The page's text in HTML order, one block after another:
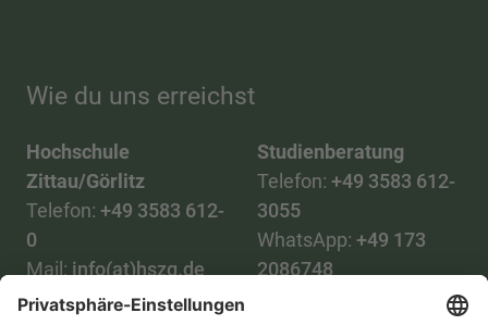
Wie du uns erreichst
Hochschule
Zittau/Görlitz
Telefon: +49 3583 612-
0
Mail: info(at)hszg.de
Studienberatung
Telefon: +49 3583 612-
3055
WhatsApp: +49 173
2086748